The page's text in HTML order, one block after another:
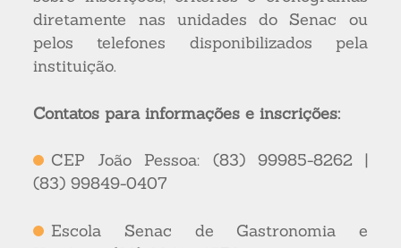
diretamente nas unidades do Senac ou
pelos telefones disponibilizados pela
instituição.
Contatos para informações e inscrições:
CEP João Pessoa: (83) 99985-8262 |
(83) 99849-0407
Escola Senac de Gastronomia e